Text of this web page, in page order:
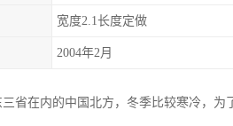
宽度2.1长度定做
2004年2月
省在内的中国北方，冬季比较寒冷，